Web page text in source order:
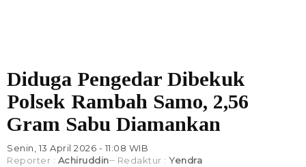
Diduga Pengedar Dibekuk
Polsek Rambah Samo, 2,56
Gram Sabu Diamankan
Senin, 13 April 2026 - 11:08 WIB
Reporter : Achiruddin Redaktur : Yendra